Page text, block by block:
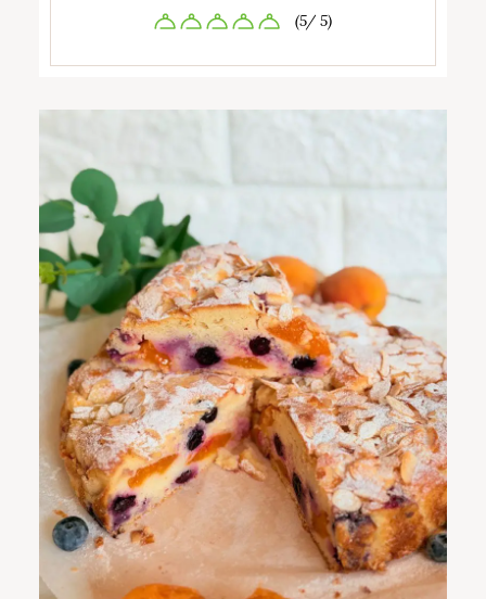
(5/ 5)